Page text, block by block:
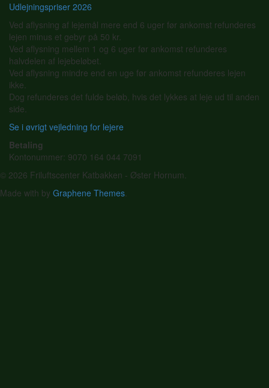
Udlejningspriser 2026
Ved aflysning af lejemål mere end 6 uger før ankomst refunderes
lejen minus et gebyr på 50 kr.
Ved aflysning mellem 1 og 6 uger før ankomst refunderes
halvdelen af lejebeløbet.
Ved aflysning mindre end en uge før ankomst refunderes lejen
ikke.
Dog refunderes det fulde beløb, hvis det lykkes at leje ud til anden
side.
Se i øvrigt vejledning for lejere
Betaling
Kontonummer: 9070 164 044 7091
© 2026 Friluftscenter Katbakken - Øster Hornum.
Made with by Graphene Themes.